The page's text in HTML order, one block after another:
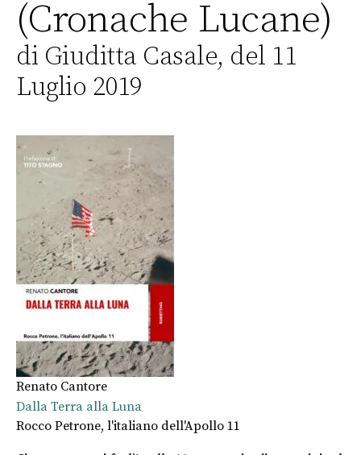
(Cronache Lucane)
di Giuditta Casale, del 11
Luglio 2019
Renato Cantore
Dalla Terra alla Luna
Rocco Petrone, l'italiano dell'Apollo 11